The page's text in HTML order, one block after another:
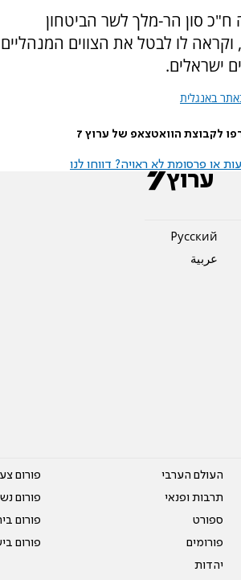
ח"כ סון הר-מלך לשר הביטחון
לו לבטל את הצווים המנהליים
ישראלים.
באנגלית
לקבוצת הוואטצאפ של ערוץ 7
או פרסומת לא ראויה? דווחו לנו
Pусский
عربية
העולם הערבי
תרבות ופנאי
ספורט
פורומים
יהדות
פורום
פורום
פורום
פורום